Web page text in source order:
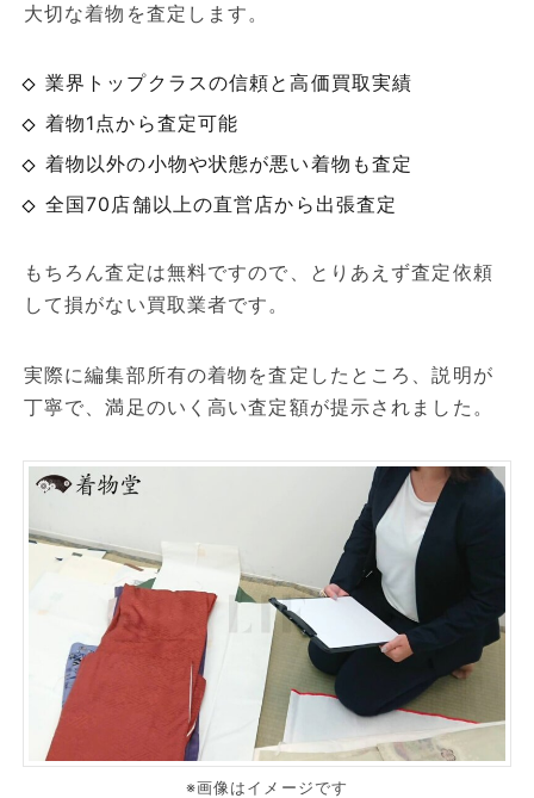
大切な着物を査定します。
業界トップクラスの信頼と高価買取実績
着物1点から査定可能
着物以外の小物や状態が悪い着物も査定
全国70店舗以上の直営店から出張査定
もちろん査定は無料ですので、とりあえず査定依頼
して損がない買取業者です。
実際に編集部所有の着物を査定したところ、説明が
丁寧で、満足のいく高い査定額が提示されました。
※画像はイメージです